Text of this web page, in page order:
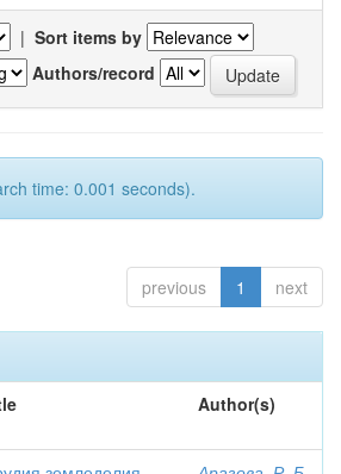
| Sort items by
Authors/record
time: 0.001 seconds).
previous 1 next
Author(s)